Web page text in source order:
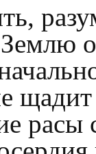
Землю
расы